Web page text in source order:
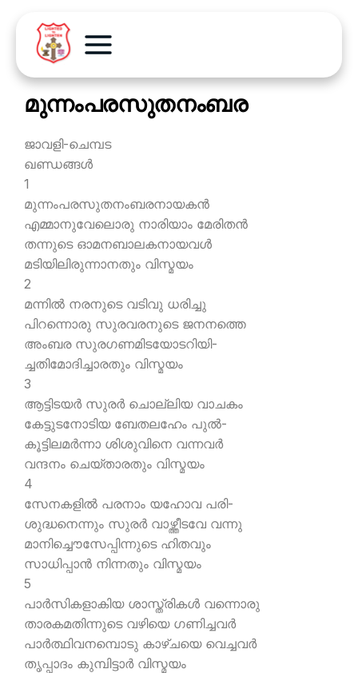
മുന്നംപരസുതനംബര
ജാവളി-ചെമ്പട
ഖണ്ഡങ്ങള്‍
1
മുന്നംപരസുതനംബരനായകന്‍
എമ്മാനുവേലൊരു നാരിയാം മേരിതന്‍
തന്നുടെ ഓമനബാലകനായവള്‍
മടിയിലിരുന്നാനതും വിസ്മയം
2
മന്നില്‍ നരനുടെ വടിവു ധരിച്ചു
പിറന്നൊരു സുരവരനുടെ ജനനത്തെ
അംബര സുരഗണമിടയോടറിയി-
ച്ചതിമോദിച്ചാരതും വിസ്മയം
3
ആട്ടിടയര്‍ സുരര്‍ ചൊല്ലിയ വാചകം
കേട്ടുടനോടിയ ബേതലഹേം പുല്‍-
കൂട്ടിലമര്‍ന്നാ ശിശുവിനെ വന്നവര്‍
വന്ദനം ചെയ്താരതും വിസ്മയം
4
സേനകളില്‍ പരനാം യഹോവ പരി-
ശുദ്ധനെന്നും സുരര്‍ വാഴ്ത്തീടവേ വന്നു
മാനിച്ചൌസേപ്പിന്നുടെ ഹിതവും
സാധിപ്പാന്‍ നിന്നതും വിസ്മയം
5
പാര്‍സികളാകിയ ശാസ്ത്രികള്‍ വന്നൊരു
താരകമതിന്നുടെ വഴിയെ ഗണിച്ചവര്‍
പാര്‍ത്ഥിവനമ്പൊടു കാഴ്ചയെ വെച്ചവര്‍
തൃപ്പാദം കുമ്പിട്ടാര്‍ വിസ്മയം